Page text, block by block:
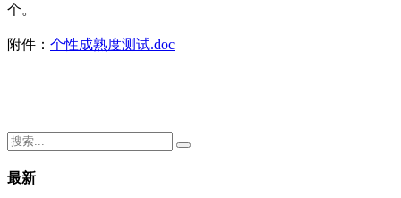
个。
附件： 个性成熟度测试.doc
最新